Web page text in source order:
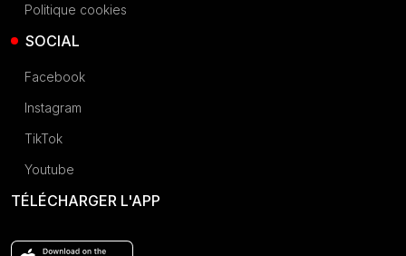
Politique cookies
SOCIAL
Facebook
Instagram
TikTok
Youtube
TÉLÉCHARGER L'APP